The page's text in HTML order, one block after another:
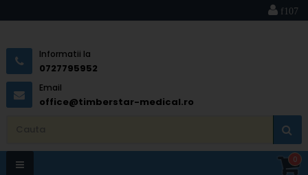
Informatii la
0727795952
Email
office@timberstar-medical.ro
0